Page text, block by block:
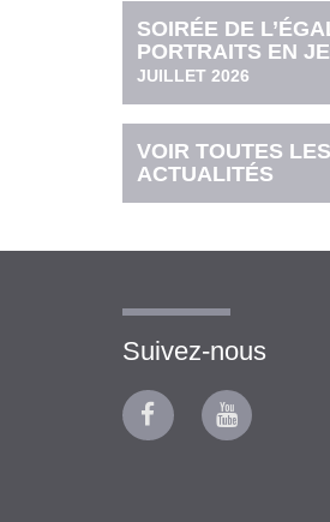
SOIRÉE DE
PORTRAITS EN
JUILLET 2026
VOIR TOUTES LES
ACTUALITÉS
Suivez-nous